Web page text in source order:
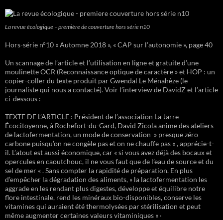
La revue écologique – première de couverture hors série n10
Hors-série n°10 « Automne 2018 », « CAP sur l’autonomie », page 40
Un scannage de l’article et l’utilisation en ligne et gratuite d’une
moulinette OCR (Reconnaissance optique de caractère » et HOP : un
copier-coller du texte produit par Gwendal Le Ménahèze (le
journaliste qui nous a contacté). Voir l’interview de DavidZ et l’article
ci-dessous :
TEXTE DE L’ARTICLE : Président de l’association La Jarre
Écocitoyenne, à Rochefort-du-Gard, David Zicola anime des ateliers
de lactofermentation, un mode de conservation » presque zéro
carbone puisqu’on ne congèle pas et on ne chauffe pas « , apprécie-t-
il. L’atout est aussi économique, car « si vous avez déjà des bocaux et
opercules en caoutchouc, il ne vous faut que de l’eau de source et du
sel de mer « . Sans compter la rapidité de préparation. En plus
d’empêcher la dégradation des aliments, » la lactofermentation les
aggrade en les rendant plus digestes, développe et équilibre notre
flore intestinale, rend les minéraux bio-disponibles, conserve les
vitamines qui auraient été thermolysées par stérilisation et peut
même augmenter certaines valeurs vitaminiques « ·